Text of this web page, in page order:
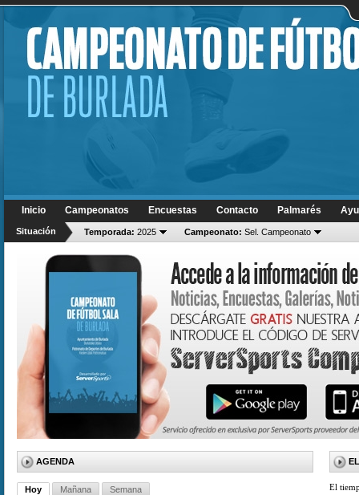
Inicio Campeonatos Encuestas Contacto Palmarés
Situación Temporada: 2025 Campeonato: Sel. Campeonato
AGENDA
Hoy Mañana
Semana
El